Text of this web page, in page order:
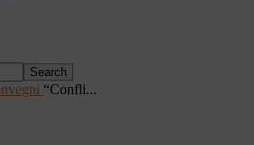
“Confli...